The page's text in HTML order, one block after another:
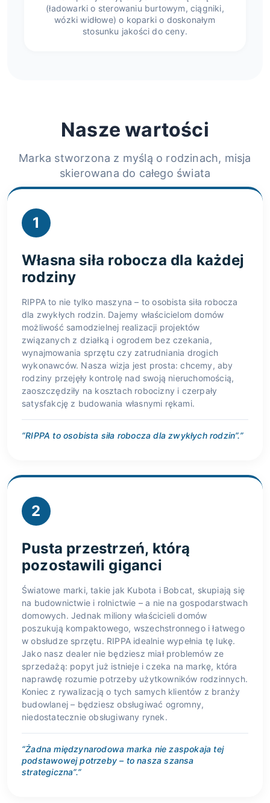
(ładowarki o sterowaniu burtowym, ciągniki,
wózki widłowe) o koparki o doskonałym
stosunku jakości do ceny.
Nasze wartości
Marka stworzona z myślą o rodzinach, misja
skierowana do całego świata
1
Własna siła robocza dla każdej
rodziny
RIPPA to nie tylko maszyna – to osobista siła robocza
dla zwykłych rodzin. Dajemy właścicielom domów
możliwość samodzielnej realizacji projektów
związanych z działką i ogrodem bez czekania,
wynajmowania sprzętu czy zatrudniania drogich
wykonawców. Nasza wizja jest prosta: chcemy, aby
rodziny przejęły kontrolę nad swoją nieruchomością,
zaoszczędziły na kosztach robocizny i czerpały
satysfakcję z budowania własnymi rękami.
“RIPPA to osobista siła robocza dla zwykłych rodzin”.”
2
Pusta przestrzeń, którą
pozostawili giganci
Światowe marki, takie jak Kubota i Bobcat, skupiają się
na budownictwie i rolnictwie – a nie na gospodarstwach
domowych. Jednak miliony właścicieli domów
poszukują kompaktowego, wszechstronnego i łatwego
w obsłudze sprzętu. RIPPA idealnie wypełnia tę lukę.
Jako nasz dealer nie będziesz miał problemów ze
sprzedażą: popyt już istnieje i czeka na markę, która
naprawdę rozumie potrzeby użytkowników rodzinnych.
Koniec z rywalizacją o tych samych klientów z branży
budowlanej – będziesz obsługiwać ogromny,
niedostatecznie obsługiwany rynek.
“Żadna międzynarodowa marka nie zaspokaja tej
podstawowej potrzeby – to nasza szansa
strategiczna”.”